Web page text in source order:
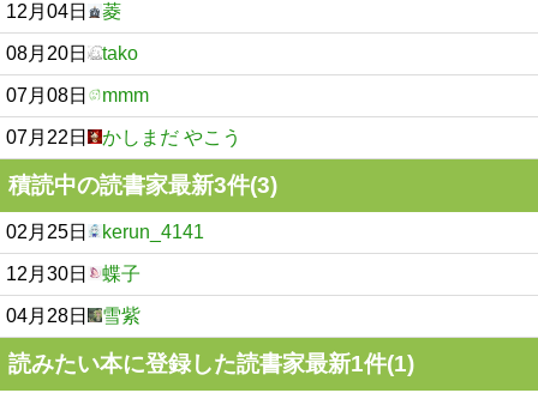
12月04日 菱
08月20日 tako
07月08日 mmm
07月22日 かしまだ やこう
積読中の読書家最新3件(3)
02月25日 kerun_4141
12月30日 蝶子
04月28日 雪紫
読みたい本に登録した読書家最新1件(1)